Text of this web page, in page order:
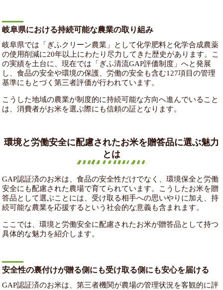
岐阜県における持続可能な農業の取り組み
岐阜県では「ぎふクリーン農業」として化学肥料と化学合成農薬
の使用削減に20年以上にわたり尽力してきた歴史があります。こ
の実績を土台に、現在では「ぎふ清流GAP評価制度」へと発展
し、食品の安全や環境の保護、労働の安全も含む127項目の管理
基準にもとづく第三者評価が行われています。
こうした地域の農業が制度的に持続可能な方向へ進んでいること
は、消費者がお米を選ぶ際にも信頼の証となります。
環境と労働安全に配慮されたお米を贈答品に選ぶ魅力
とは
GAP認証済のお米は、食品の安全性だけでなく、環境保全と労働
安全にも配慮された農場で育てられています。こうしたお米を贈
答品として選ぶことには、受け取る相手への思いやりに加え、持
続可能な農業を応援するという社会的な意義も含まれます。
ここでは、環境と労働安全に配慮されたお米が贈答品として持つ
具体的な魅力を紹介します。
安全性の裏付けが贈る側にも受け取る側にも安心を届ける
GAP認証済のお米は、第三者機関が農場の管理状況を客観的に評